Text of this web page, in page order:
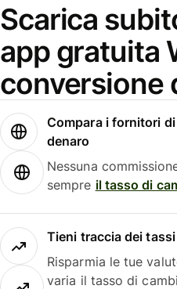
Scarica
app gratuita
conversione
Compara i fornitori
denaro
Nessuna
sempre il tasso di
Tieni traccia dei
Risparmia le tue
varia il tasso di